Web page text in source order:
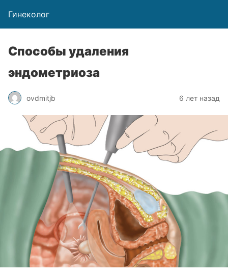
Гинеколог
Способы удаления
эндометриоза
ovdmitjb 6 лет назад